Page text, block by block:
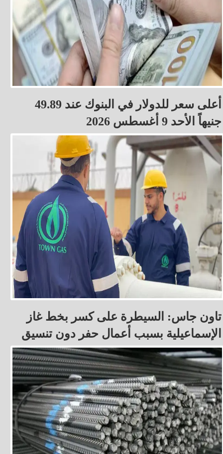
أعلى سعر للدولار في البنوك عند 49.89
جنيهاً الأحد 9 أغسطس 2026
تاون جاس: السيطرة على كسر بخط غاز
الإسماعيلية بسبب أعمال حفر دون تنسيق